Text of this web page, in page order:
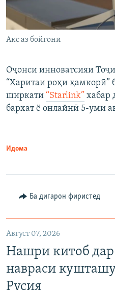
Акс аз бойгонӣ
Оҷонси инноватсияи
“Харитаи роҳи ҳамкорӣ”
ширкати “Starlink” хабар
бархат ё онлайнӣ 5-уми
Идома
Ба дигарон фиристед
Август 07, 2026
Нашри китоб
навраси
Русия